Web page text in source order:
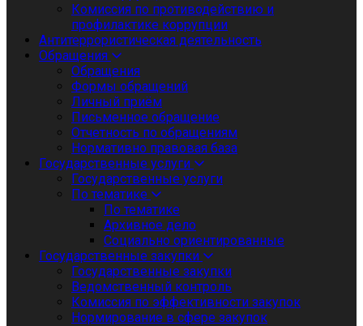
Комиссия по противодействию и
профилактике коррупции
Антитеррористическая деятельность
Обращения
Обращения
Формы обращений
Личный приём
Письменное обращение
Отчетность по обращениям
Нормативно правовая база
Государственные услуги
Государственные услуги
По тематике
По тематике
Архивное дело
Социально ориентированные
Государственные закупки
Государственные закупки
Ведомственный контроль
Комиссия по эффективности закупок
Нормирование в сфере закупок